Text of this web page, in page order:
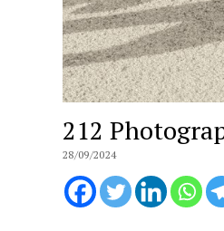
212
28/09/2024